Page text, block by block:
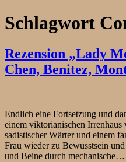
Schlagwort
Rezension „Lady
Chen, Benitez,
Endlich eine Fortsetzung und
einem viktorianischen Irrenhaus
sadistischer Wärter und einem
Frau wieder zu Bewusstsein
und Beine durch mechanische…